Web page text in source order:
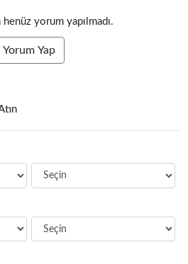
yorum yapılmadı.
Yorum Yap